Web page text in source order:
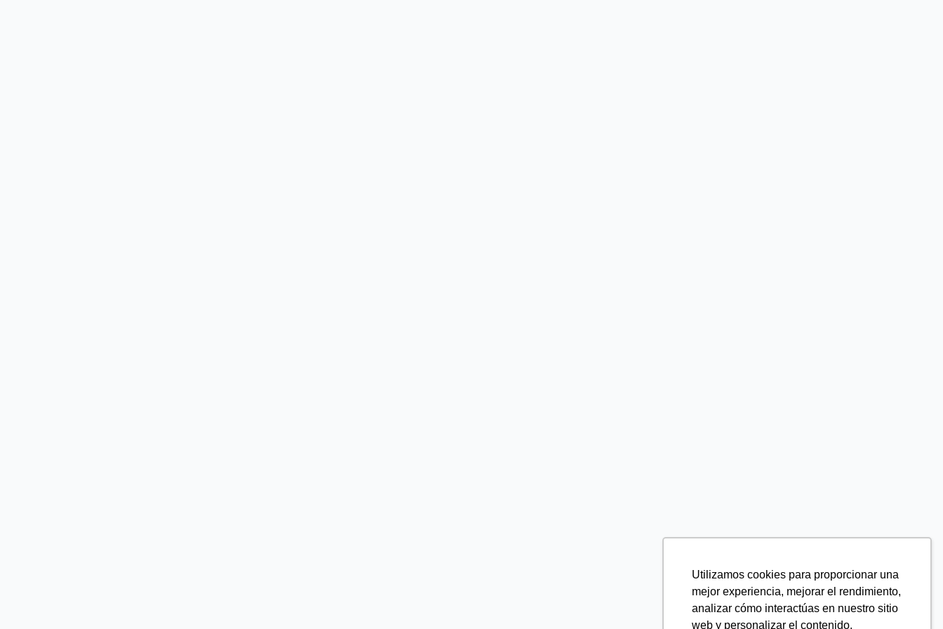
Utilizamos cookies para proporcionar una
mejor experiencia, mejorar el rendimiento,
analizar cómo interactúas en nuestro sitio
web y personalizar el contenido.